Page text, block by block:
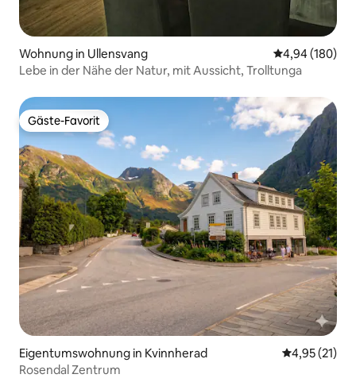
Wohnung in Ullensvang
4,94 (180)
Lebe in der Nähe der Natur, mit Aussicht, Trolltunga
Gäste-Favorit
Gäste-Favorit
Eigentumswohnung in Kvinnherad
4,95 (21)
Rosendal Zentrum